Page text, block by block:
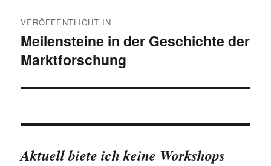
VERÖFFENTLICHT IN
Meilensteine in der Geschichte der
Marktforschung
Aktuell biete ich keine Workshops